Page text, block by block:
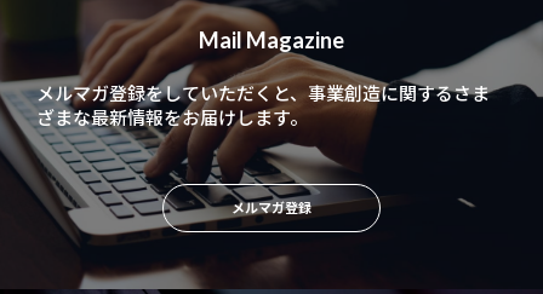
Mail Magazine
メルマガ登録をしていただくと、事業創造に関するさま
ざまな最新情報をお届けします。
メルマガ登録